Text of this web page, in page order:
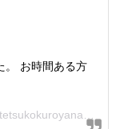
。 お時間ある方
on